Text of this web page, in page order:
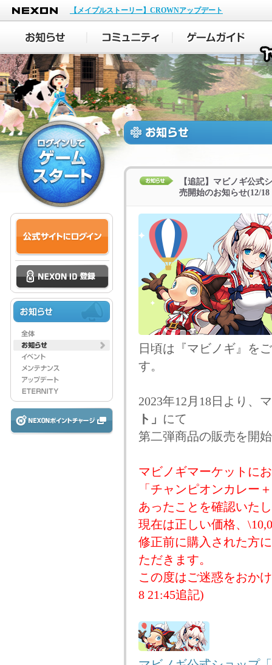
NEXON
【メイプルストーリー】CROWNアップデート
【追記】マビノギ公式
売開始のお知らせ(12/18
日頃は『マビノギ』を
す。
2023年12月18日より、
ト」
にて
第二弾商品の販売を開
マビノギマーケットに
「チャンピオンカレー
あったことを確認いた
現在は正しい価格、
修正前に購入された方
ただきます。
この度はご迷惑をおか
8 21:45追記)